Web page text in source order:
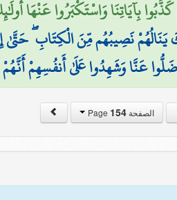
بِآيَاتِنَا وَاسْتَكْبَرُوا عَنْهَا
نَصِيبُهُم مِّنَ الْكِتَابِ ۖ حَتَّىٰ
عَنَّا وَشَهِدُوا عَلَىٰ أَنفُسِهِمْ أَنَّهُمْ
الصفحة Page154